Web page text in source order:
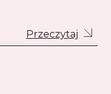
Przeczytaj